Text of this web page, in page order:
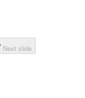
Next slide